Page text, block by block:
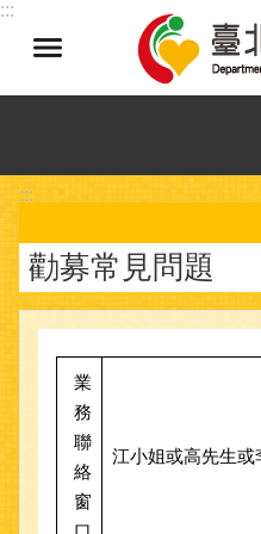
跳到主要內容區塊
:::
:::
勸募常見問題
業
務
聯
絡
窗
江小姐或高先生或